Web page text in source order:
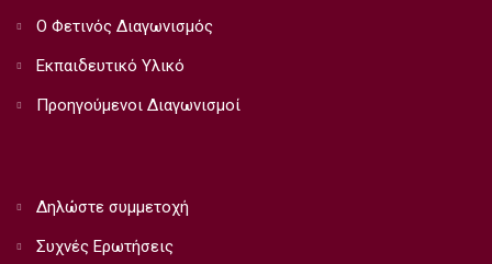
Ο Φετινός Διαγωνισμός
Εκπαιδευτικό Υλικό
Προηγούμενοι Διαγωνισμοί
Δηλώστε συμμετοχή
Συχνές Ερωτήσεις